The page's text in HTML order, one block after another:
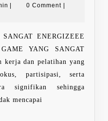
YANG
admin
| 0 Comment |
ENERGIZEEE
YANG SANGAT
kerja dan pelatihan yang
partisipasi, serta
signifikan sehingga
mencapai